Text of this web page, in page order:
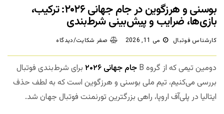
بوسنی و هرزگوین در جام جهانی ۲۰۲۶: ترکیب،
بازی‌ها، ضرایب و پیش‌بینی شرط‌بندی
کارشناس فوتبال می 11, 2026 صفر شکایت/دیدگاه
دومین تیمی که از گروه B جام جهانی ۲۰۲۶
برای شرط‌بندی فوتبال
بررسی می‌کنیم، تیم ملی بوسنی و هرزگوین است که به لطف حذف
ایتالیا در پلی‌آف اروپا، راهی بزرگترین تورنمنت فوتبال جهان شد.